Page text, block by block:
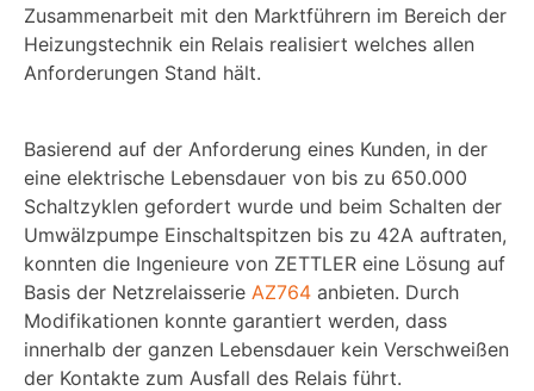
Zusammenarbeit mit den Marktführern im Bereich der
Heizungstechnik ein Relais realisiert welches allen
Anforderungen Stand hält.
Basierend auf der Anforderung eines Kunden, in der
eine elektrische Lebensdauer von bis zu 650.000
Schaltzyklen gefordert wurde und beim Schalten der
Umwälzpumpe Einschaltspitzen bis zu 42A auftraten,
konnten die Ingenieure von ZETTLER eine Lösung auf
Basis der Netzrelaisserie AZ764 anbieten. Durch
Modifikationen konnte garantiert werden, dass
innerhalb der ganzen Lebensdauer kein Verschweißen
der Kontakte zum Ausfall des Relais führt.